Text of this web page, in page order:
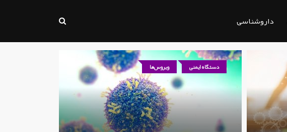
داروشناسی
دستگاه ایمنی ویروس‌ها